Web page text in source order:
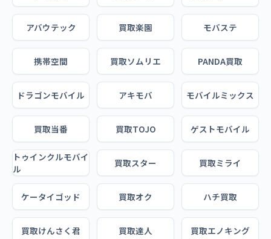
アバウテック 買取楽園 モバステ
携帯空間 買取ソムリエ PANDA買取
ドラゴンモバイル アキモバ モバイルミックス
買取当番 買取TOJO ゲストモバイル
トゥインクルモバイ
ル
買取スター 買取ミライ
ケータイゴッド 買取オク ハチ買取
買取けんさく君 買取達人 買取エノキング